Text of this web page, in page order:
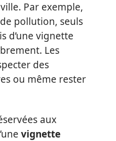
Par exemple,
pollution, seuls
d’une vignette
Les
des
ou même rester
aux
vignette